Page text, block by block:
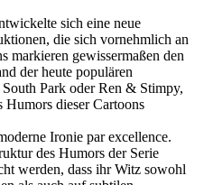
sich eine neue
die sich vornehmlich an
markieren gewissermaßen den
der heute populären
Park oder Ren & Stimpy,
Humors dieser Cartoons
Ironie par excellence.
des Humors der Serie
werden, dass ihr Witz sowohl